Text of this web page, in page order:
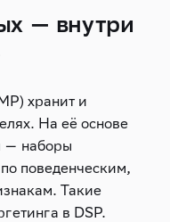
— внутри
хранит и
На её основе
— наборы
поведенческим,
Такие
в DSP.